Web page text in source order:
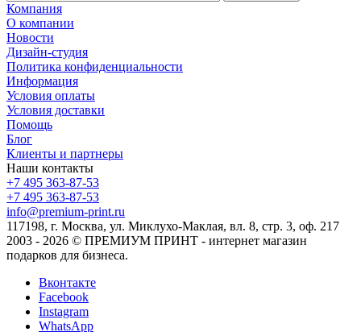
Компания
О компании
Новости
Дизайн-студия
Политика конфиденциальности
Информация
Условия оплаты
Условия доставки
Помощь
Блог
Клиенты и партнеры
Наши контакты
+7 495 363-87-53
+7 495 363-87-53
info@premium-print.ru
117198, г. Москва, ул. Миклухо-Маклая, вл. 8, стр. 3, оф. 217
2003 - 2026 © ПРЕМИУМ ПРИНТ - интернет магазин
подарков для бизнеса.
Вконтакте
Facebook
Instagram
WhatsApp